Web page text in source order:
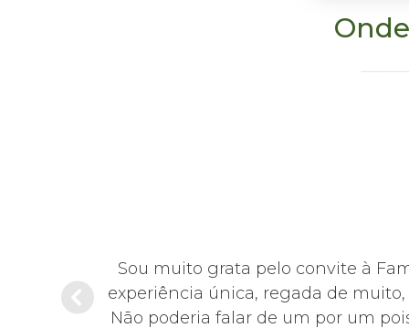
da
Sou muito grata pelo convite à
experiência única, regada de
Não poderia falar de um por um